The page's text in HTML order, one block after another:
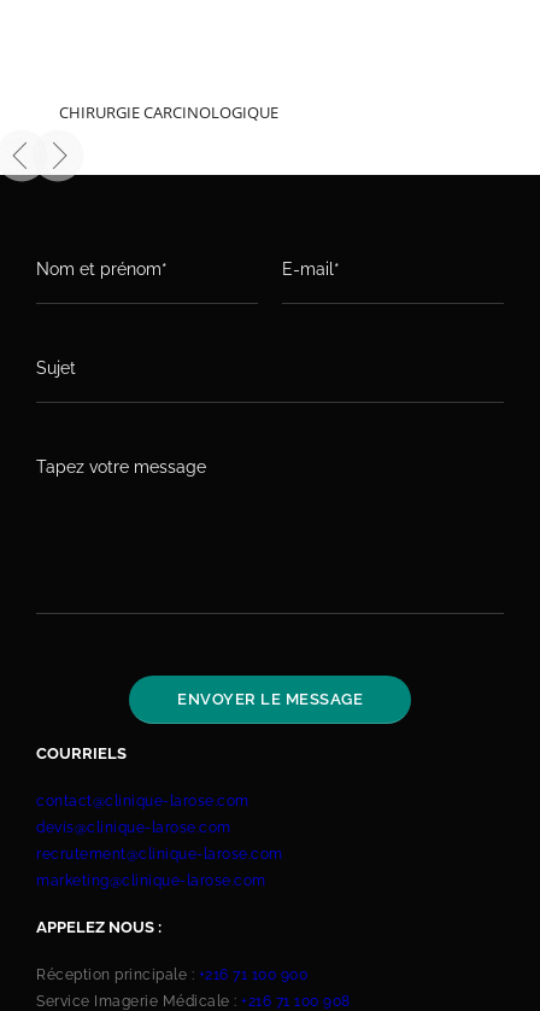
CHIRURGIE CARCINOLOGIQUE
COURRIELS
contact@clinique-larose.com
devis@clinique-larose.com
recrutement@clinique-larose.com
marketing@clinique-larose.com
APPELEZ NOUS :
Réception principale : +216 71 100 900
Service Imagerie Médicale : +216 71 100 908